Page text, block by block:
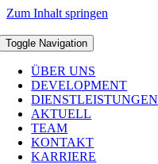
Zum Inhalt springen
Toggle Navigation
ÜBER UNS
DEVELOPMENT
DIENSTLEISTUNGEN
AKTUELL
TEAM
KONTAKT
KARRIERE